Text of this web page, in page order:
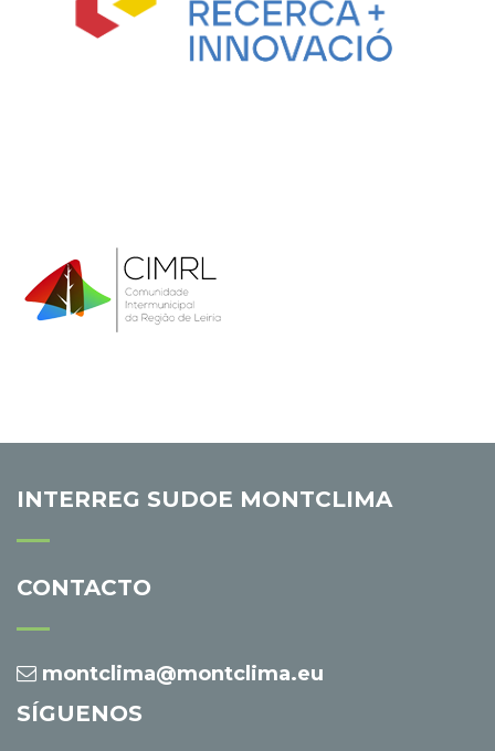
INTERREG SUDOE MONTCLIMA
CONTACTO
montclima@montclima.eu
SÍGUENOS